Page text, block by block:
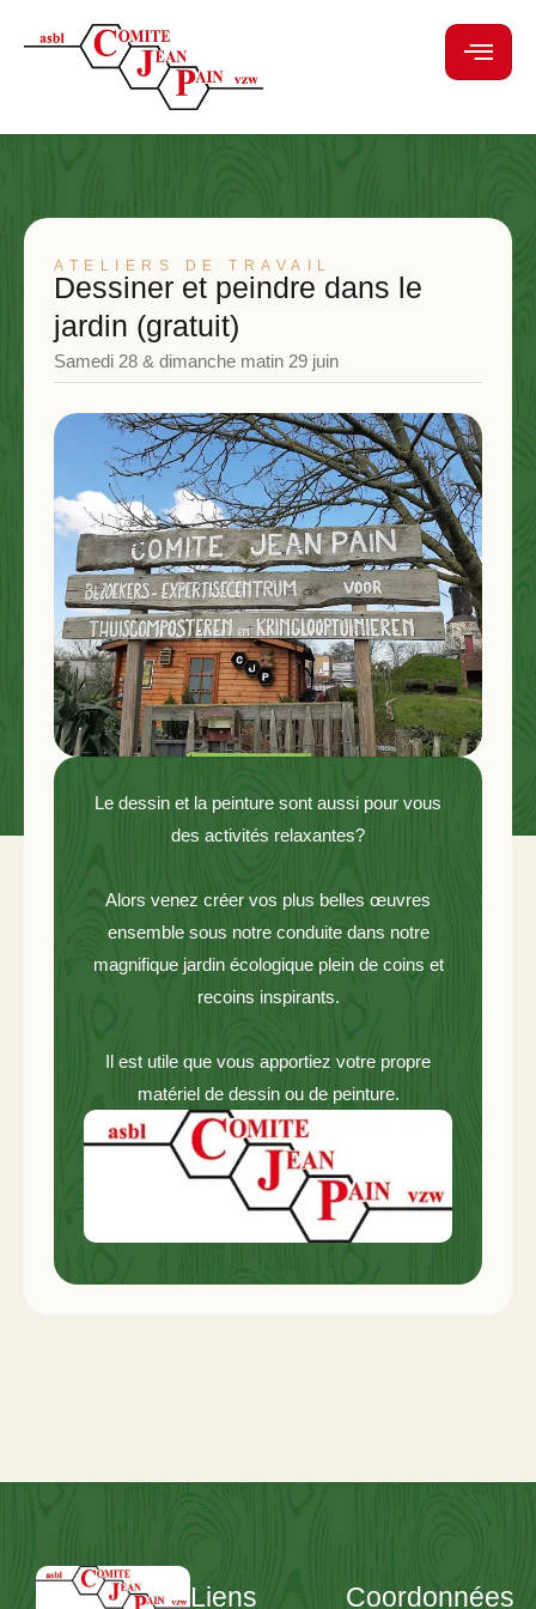
ATELIERS DE TRAVAIL
Dessiner et peindre dans le
jardin (gratuit)
Samedi 28 & dimanche matin 29 juin
Le dessin et la peinture sont aussi pour vous
des activités relaxantes?
Alors venez créer vos plus belles œuvres
ensemble sous notre conduite dans notre
magnifique jardin écologique plein de coins et
recoins inspirants.
Il est utile que vous apportiez votre propre
matériel de dessin ou de peinture.
Liens Coordonnées